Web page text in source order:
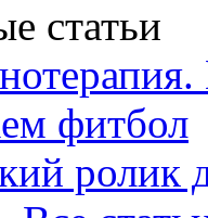
статьи
фитбол
ролик